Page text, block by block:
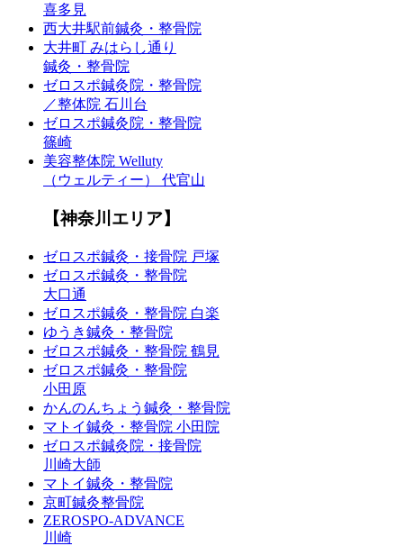
喜多見
西大井駅前鍼灸・整骨院
大井町 みはらし通り
鍼灸・整骨院
ゼロスポ鍼灸院・整骨院
／整体院 石川台
ゼロスポ鍼灸院・整骨院
篠崎
美容整体院 Welluty
（ウェルティー） 代官山
【神奈川エリア】
ゼロスポ鍼灸・接骨院 戸塚
ゼロスポ鍼灸・整骨院
大口通
ゼロスポ鍼灸・整骨院 白楽
ゆうき鍼灸・整骨院
ゼロスポ鍼灸・整骨院 鶴見
ゼロスポ鍼灸・整骨院
小田原
かんのんちょう鍼灸・整骨院
マトイ鍼灸・整骨院 小田院
ゼロスポ鍼灸院・接骨院
川崎大師
マトイ鍼灸・整骨院
京町鍼灸整骨院
ZEROSPO-ADVANCE
川崎